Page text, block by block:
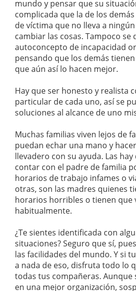
mundo y pensar que su
complicada que la de los
de víctima que no lleva a
cambiar las cosas. Tampoco se
autoconcepto de incapacidad
pensando que los demás
que aún así lo hacen mejor.
Hay que ser honesto y realista
particular de cada uno, así se
soluciones al alcance de uno
Muchas familias viven lejos de
puedan echar una mano y
llevadero con su ayuda. Las
contar con el padre de familia
horarios de trabajo infames o
otras, son las madres quienes
horarios horribles o tienen que
habitualmente.
¿Te sientes identificada con
situaciones? Seguro que sí,
las facilidades del mundo. Y si
a nada de eso, disfruta todo lo
todas tus compañeras. Aunque
en una mejor organización,